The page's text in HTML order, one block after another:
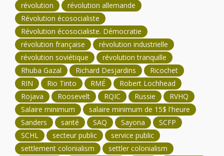
révolution
révolution allemande
Révolution écosocialiste
Révolution écosocialiste. Démocratie
révolution française
révolution industrielle
révolution soviétique
révolution tranquille
Rhuba Gazal
Richard Desjardins
Ricochet
RIN
Rio Tinto RMÉ
Robert Lochhead
Rojava
Roosevelt RQIC Russie
RVHQ
Salaire minimum
salaire minimum de 15$ l'heure
Sanders
santé SAQ Sayona
SCFP
SCHL
secteur public
service public
settlement colonialism
settler colonialism